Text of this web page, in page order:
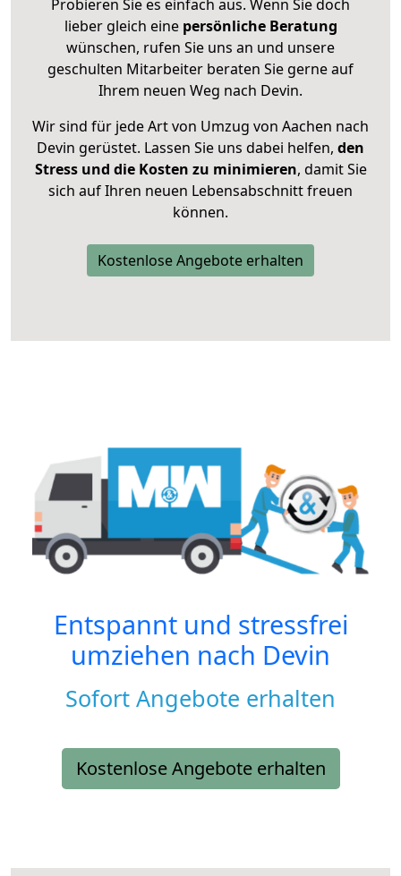
Probieren Sie es einfach aus. Wenn Sie doch
lieber gleich eine persönliche Beratung
wünschen, rufen Sie uns an und unsere
geschulten Mitarbeiter beraten Sie gerne auf
Ihrem neuen Weg nach Devin.
Wir sind für jede Art von Umzug von Aachen nach
Devin gerüstet. Lassen Sie uns dabei helfen, den
Stress und die Kosten zu minimieren, damit Sie
sich auf Ihren neuen Lebensabschnitt freuen
können.
Kostenlose Angebote erhalten
Entspannt und stressfrei
umziehen nach Devin
Sofort Angebote erhalten
Kostenlose Angebote erhalten